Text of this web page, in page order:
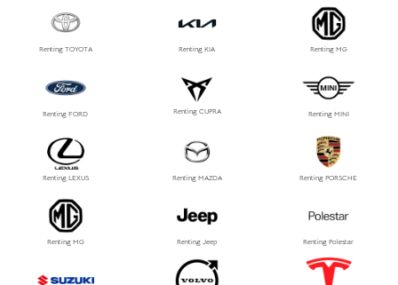
Renting TOYOTA Renting KIA Renting MG
Renting FORD Renting CUPRA Renting MINI
Renting LEXUS Renting MAZDA Renting PORSCHE
Renting MG Renting Jeep Renting Polestar